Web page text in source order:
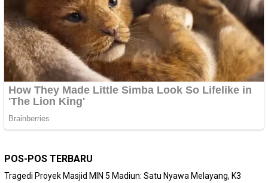
POS-POS TERBARU
Tragedi Proyek Masjid MIN 5 Madiun: Satu Nyawa Melayang, K3